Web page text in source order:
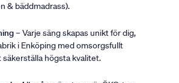
& bäddmadrass).
– Varje säng skapas unikt för dig,
i Enköping med omsorgsfullt
högsta kvalitet.